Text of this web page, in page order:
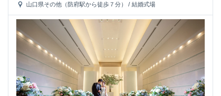
山口県その他（防府駅から徒歩７分） / 結婚式場